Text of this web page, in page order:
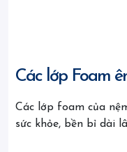
Các lớp Foam
Các lớp foam của
sức khỏe, bền bỉ dài